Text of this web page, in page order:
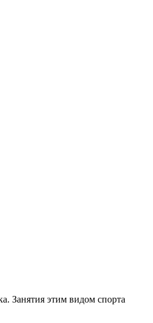
Занятия этим видом спорта